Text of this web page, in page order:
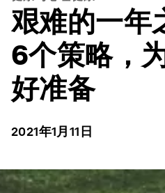
艰难的一年
6个策略，
好准备
2021年1月11日